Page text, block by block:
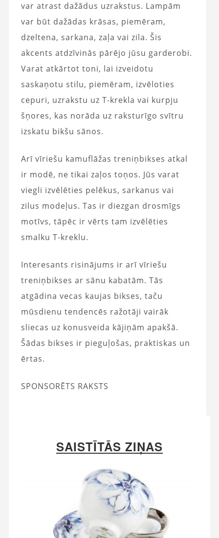
var atrast dažādus uzrakstus. Lampām
var būt dažādas krāsas, piemēram,
dzeltena, sarkana, zaļa vai zila. Šis
akcents atdzīvinās pārējo jūsu garderobi.
Varat atkārtot toni, lai izveidotu
saskaņotu stilu, piemēram, izvēloties
cepuri, uzrakstu uz T-krekla vai kurpju
šņores, kas norāda uz raksturīgo svītru
izskatu bikšu sānos.
Arī vīriešu kamuflāžas treniņbikses atkal
ir modē, ne tikai zaļos toņos. Jūs varat
viegli izvēlēties pelēkus, sarkanus vai
zilus modeļus. Tas ir diezgan drosmīgs
motīvs, tāpēc ir vērts tam izvēlēties
smalku T-kreklu.
Interesants risinājums ir arī vīriešu
treniņbikses ar sānu kabatām. Tās
atgādina vecas kaujas bikses, taču
mūsdienu tendencēs ražotāji vairāk
sliecas uz konusveida kājiņām apakšā.
Šādas bikses ir pieguļošas, praktiskas un
ērtas.
SPONSORĒTS RAKSTS
SAISTĪTĀS ZIŅAS